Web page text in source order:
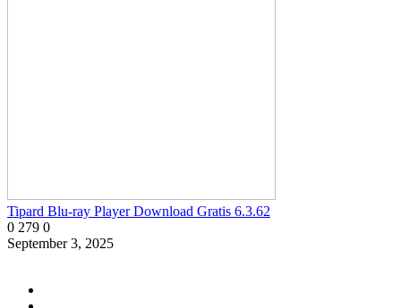
Tipard Blu-ray Player Download Gratis 6.3.62
0 279 0
September 3, 2025